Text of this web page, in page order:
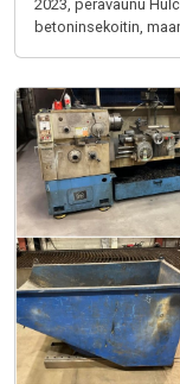
2023, perävaunu
betoninsekoitin,